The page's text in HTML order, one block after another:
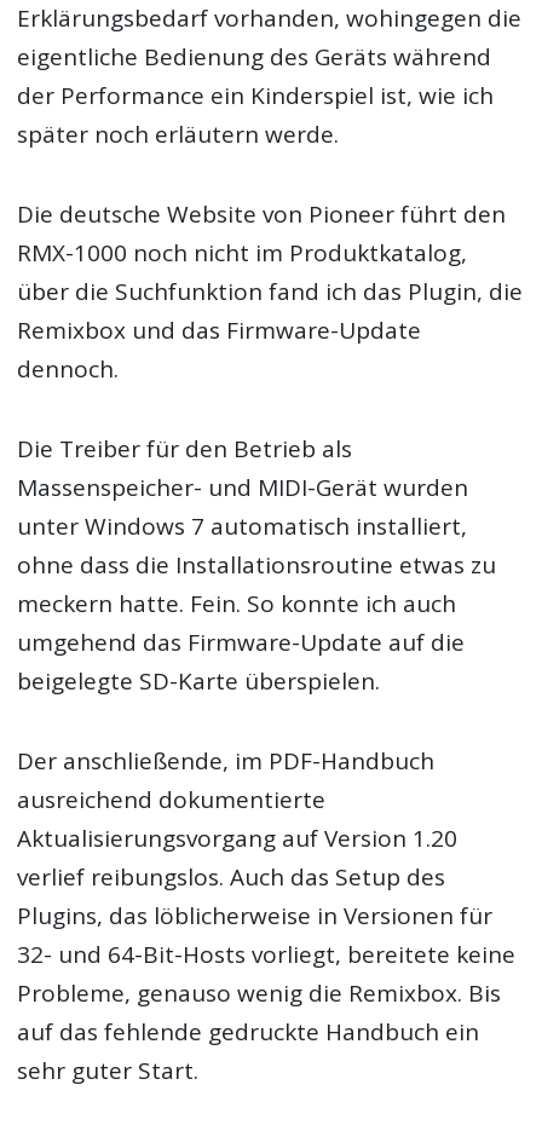
Erklärungsbedarf vorhanden, wohingegen die
eigentliche Bedienung des Geräts während
der Performance ein Kinderspiel ist, wie ich
später noch erläutern werde.
Die deutsche Website von Pioneer führt den
RMX-1000 noch nicht im Produktkatalog,
über die Suchfunktion fand ich das Plugin, die
Remixbox und das Firmware-Update
dennoch.
Die Treiber für den Betrieb als
Massenspeicher- und MIDI-Gerät wurden
unter Windows 7 automatisch installiert,
ohne dass die Installationsroutine etwas zu
meckern hatte. Fein. So konnte ich auch
umgehend das Firmware-Update auf die
beigelegte SD-Karte überspielen.
Der anschließende, im PDF-Handbuch
ausreichend dokumentierte
Aktualisierungsvorgang auf Version 1.20
verlief reibungslos. Auch das Setup des
Plugins, das löblicherweise in Versionen für
32- und 64-Bit-Hosts vorliegt, bereitete keine
Probleme, genauso wenig die Remixbox. Bis
auf das fehlende gedruckte Handbuch ein
sehr guter Start.